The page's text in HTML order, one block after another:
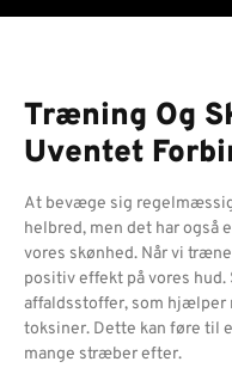
Træning Og
Uventet
At bevæge sig
helbred, men det har
vores skønhed. Når vi
positiv effekt på vores hud.
affaldsstoffer, som hjælper
toksiner. Dette kan føre til
mange stræber efter.